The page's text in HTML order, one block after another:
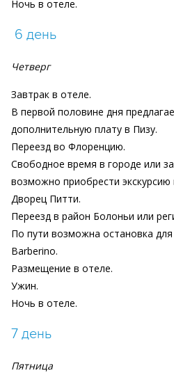
Ночь в отеле.
6 день
Четверг
Завтрак в отеле.
В первой половине дня
дополнительную плату в Пизу.
Переезд во Флоренцию.
Свободное время в городе или
возможно приобрести
Дворец Питти.
Переезд в район Болоньи или
По пути возможна остановка
Barberino.
Размещение в отеле.
Ужин.
Ночь в отеле.
7 день
Пятница